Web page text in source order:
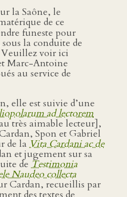
la Saône, le
de ce
funeste pour
la conduite de
Veuillez voir ici
Marc-Antoine
au service de
elle est suivie d’une
ad lectorem
très aimable lecteur],
Spon et Gabriel
de la Vita Cardani ac de
et jugement sur sa
de Testimonia
Naudeo collecta
Cardan, recueillis par